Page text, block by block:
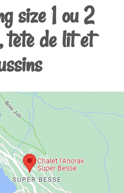
size 1 ou 2
tete de lit et